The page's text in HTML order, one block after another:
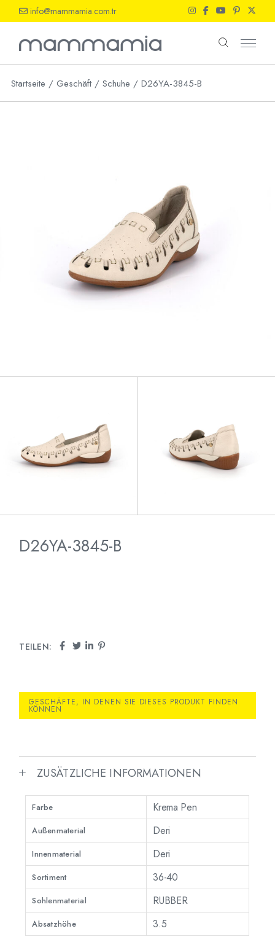
the
info@mammamia.com.tr
Startseite Geschäft Schuhe D26YA-3845-B
D26YA-3845-B
TEILEN:
GESCHÄFTE, IN DENEN SIE DIESES PRODUKT FINDEN
KÖNNEN
ZUSÄTZLICHE INFORMATIONEN
Farbe Krema Pen
Außenmaterial Deri
Innenmaterial Deri
Sortiment 36-40
Sohlenmaterial RUBBER
Absatzhöhe 3.5